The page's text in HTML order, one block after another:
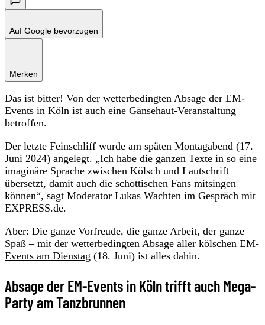
Auf Google bevorzugen
Merken
Das ist bitter! Von der wetterbedingten Absage der EM-
Events in Köln ist auch eine Gänsehaut-Veranstaltung
betroffen.
Der letzte Feinschliff wurde am späten Montagabend (17.
Juni 2024) angelegt. „Ich habe die ganzen Texte in so eine
imaginäre Sprache zwischen Kölsch und Lautschrift
übersetzt, damit auch die schottischen Fans mitsingen
können“, sagt Moderator Lukas Wachten im Gespräch mit
EXPRESS.de.
Aber: Die ganze Vorfreude, die ganze Arbeit, der ganze
Spaß – mit der wetterbedingten Absage aller kölschen EM-
Events am Dienstag (18. Juni) ist alles dahin.
Absage der EM-Events in Köln trifft auch Mega-
Party am Tanzbrunnen